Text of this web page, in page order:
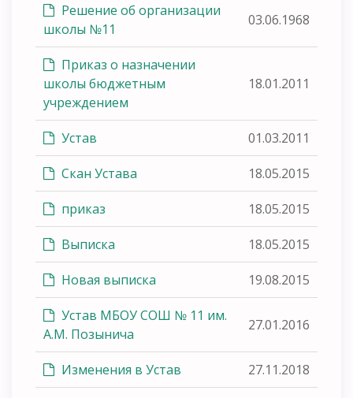
Решение об организации
школы №11
03.06.1968
Приказ о назначении
школы бюджетным
учреждением
18.01.2011
Устав 01.03.2011
Скан Устава 18.05.2015
приказ 18.05.2015
Выписка 18.05.2015
Новая выписка 19.08.2015
Устав МБОУ СОШ № 11 им.
А.М. Позынича
27.01.2016
Изменения в Устав 27.11.2018